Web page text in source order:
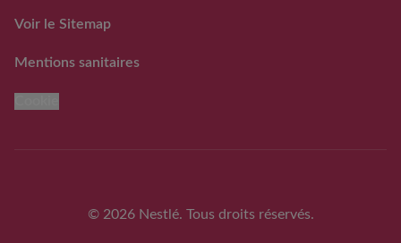
Voir le Sitemap
Mentions sanitaires
© 2026 Nestlé. Tous droits réservés.